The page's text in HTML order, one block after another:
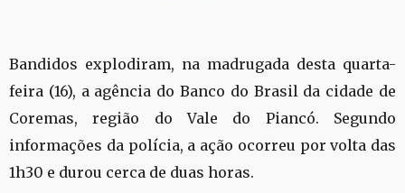
Bandidos explodiram, na madrugada desta quarta-
feira (16), a agência do Banco do Brasil da cidade de
Coremas, região do Vale do Piancó. Segundo
informações da polícia, a ação ocorreu por volta das
1h30 e durou cerca de duas horas.